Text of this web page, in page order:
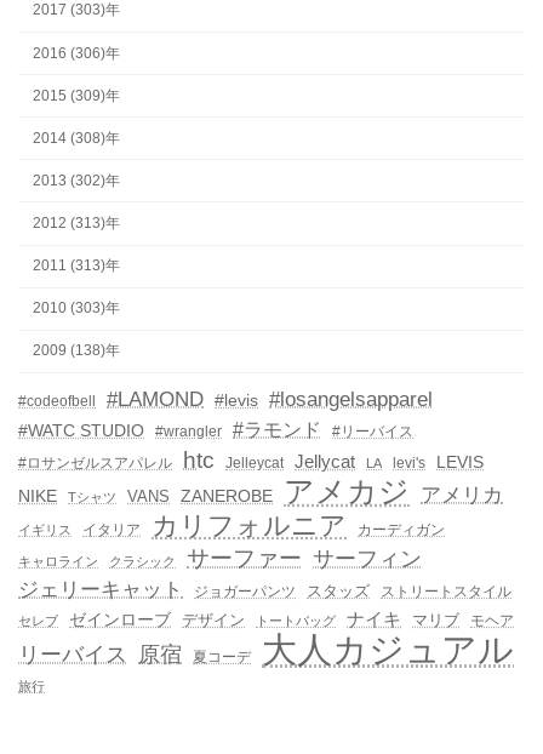
2017 (303)年
2016 (306)年
2015 (309)年
2014 (308)年
2013 (302)年
2012 (313)年
2011 (313)年
2010 (303)年
2009 (138)年
#codeofbell #LAMOND #levis #losangelsapparel
#WATC STUDIO #wrangler #ラモンド
#リーバイス
#ロサンゼルスアパレル
htc Jelleycat Jellycat LA levi's
LEVIS
NIKE
Tシャツ VANS ZANEROBE アメカジ アメリカ
イギリス イタリア カリフォルニア カーディガン
キャロライン クラシック サーファー サーフィン
ジェリーキャット
ジョガーパンツ スタッズ ストリートスタイル
セレブ ゼインローブ デザイン トートバッグ ナイキ マリブ モヘア
リーバイス 原宿 夏コーデ 大人カジュアル
旅行